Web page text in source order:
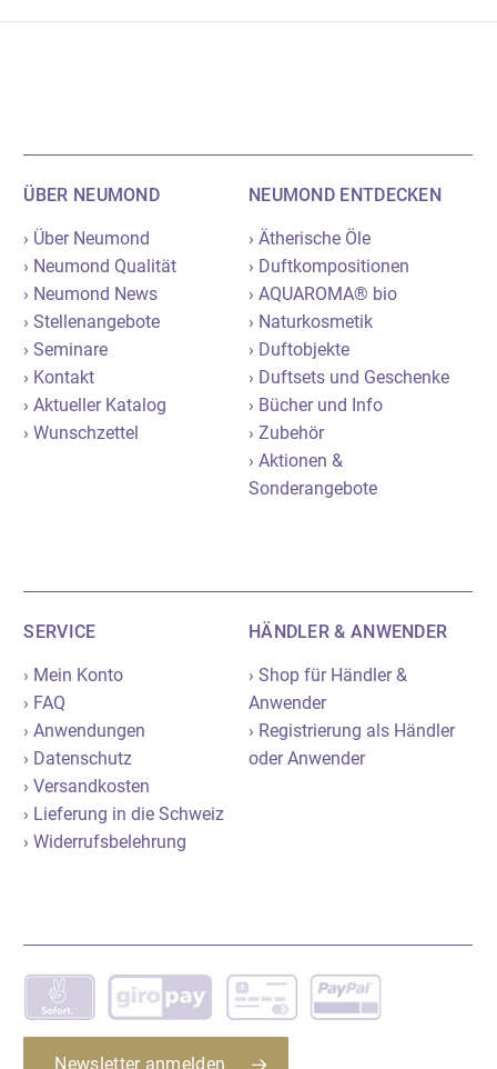
ÜBER NEUMOND
› Über Neumond
› Neumond Qualität
› Neumond News
› Stellenangebote
› Seminare
› Kontakt
› Aktueller Katalog
› Wunschzettel
NEUMOND ENTDECKEN
› Ätherische Öle
› Duftkompositionen
› AQUAROMA® bio
› Naturkosmetik
› Duftobjekte
› Duftsets und Geschenke
› Bücher und Info
› Zubehör
› Aktionen &
Sonderangebote
SERVICE
› Mein Konto
› FAQ
› Anwendungen
› Datenschutz
› Versandkosten
› Lieferung in die Schweiz
› Widerrufsbelehrung
HÄNDLER & ANWENDER
› Shop für Händler &
Anwender
› Registrierung als Händler
oder Anwender
Newsletter anmelden